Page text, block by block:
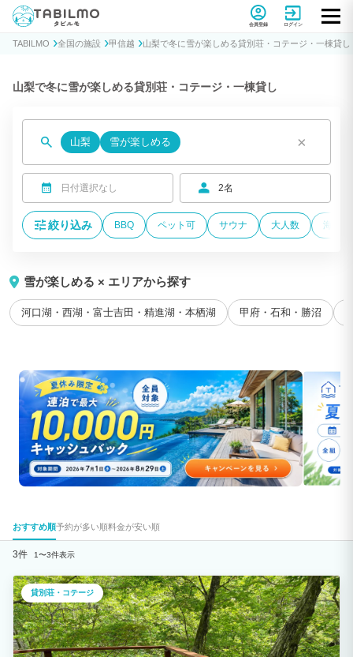
貸別荘コテージ・一棟貸し宿泊予約サイトTABILMO(タビルモ)
会員登録 ログイン
TABILMO 全国の施設 甲信越 山梨で冬に雪が楽しめる貸別荘・コテージ・一棟貸し
山梨で冬に雪が楽しめる貸別荘・コテージ・一棟貸し
山梨 雪が楽しめる ×
日付選択なし 2名
絞り込み BBQ ペット可 サウナ 大人数 海が
雪が楽しめる × エリアから探す
河口湖・西湖・富士吉田・精進湖・本栖湖 甲府・石和・勝沼
おすすめ順予約が多い順料金が安い順
3件 1〜3件表示
貸別荘・コテージ